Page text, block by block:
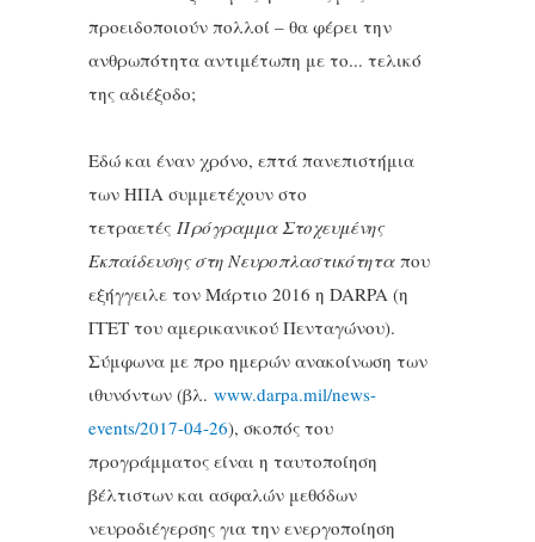
προειδοποιούν πολλοί – θα φέρει την
ανθρωπότητα αντιμέτωπη με το... τελικό
της αδιέξοδο;
Εδώ και έναν χρόνο, επτά πανεπιστήμια
των ΗΠΑ συμμετέχουν στο
τετραετές Πρόγραμμα Στοχευμένης
Εκπαίδευσης στη Νευροπλαστικότηταπου
εξήγγειλε τον Μάρτιο 2016 η DARPA (η
ΓΓET του αμερικανικού Πενταγώνου).
Σύμφωνα με προ ημερών ανακοίνωση των
ιθυνόντων (βλ. www.darpa.mil/news-
events/2017-04-26), σκοπός του
προγράμματος είναι η ταυτοποίηση
βέλτιστων και ασφαλών μεθόδων
νευροδιέγερσης για την ενεργοποίηση